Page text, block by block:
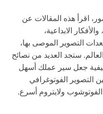
اقرأ هذه المقالات عن
الابداعية،
التصوير الموصى بها،
ستجد العديد من نصائح
جعل سير عملك أسهل
التصوير الفوتوغرافي
ولايتروم أسرع.